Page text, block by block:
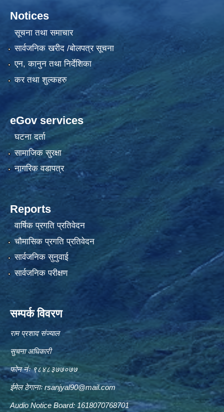
Notices
सूचना तथा समाचार
सार्वजनिक खरीद /बोलपत्र सूचना
एन, कानुन तथा निर्देशिका
कर तथा शुल्कहरु
eGov services
घटना दर्ता
सामाजिक सुरक्षा
नागरिक वडापत्र
Reports
वार्षिक प्रगति प्रतिवेदन
चौमासिक प्रगति प्रतिवेदन
सार्वजनिक सुनुवाई
सार्वजनिक परीक्षण
सम्पर्क विवरण
राम प्रशाद संज्याल
सुचना अधिकारी
फोन नंः ९८४८३७७०७७
ईमेल ठेगानाःrsanjyal90@mail.com
Audio Notice Board: 1618070768701